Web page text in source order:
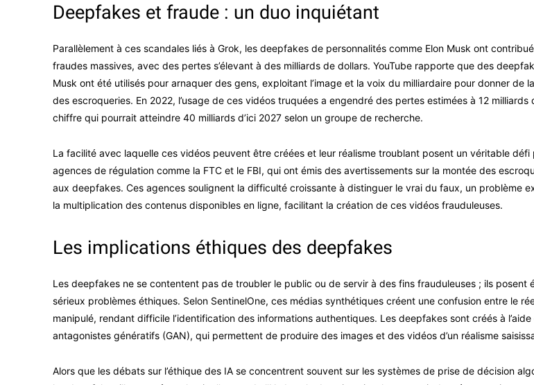
Deepfakes et fraude : un duo inquiétant
Parallèlement à ces scandales liés à Grok, les deepfakes de personnalités comme Elon Musk ont
fraudes massives, avec des pertes s’élevant à des milliards de dollars. YouTube rapporte que des
Musk ont été utilisés pour arnaquer des gens, exploitant l’image et la voix du milliardaire pour donner de
des escroqueries. En 2022, l’usage de ces vidéos truquées a engendré des pertes estimées à 12 milliards
chiffre qui pourrait atteindre 40 milliards d’ici 2027 selon un groupe de recherche.
La facilité avec laquelle ces vidéos peuvent être créées et leur réalisme troublant posent un véritable défi
agences de régulation comme la FTC et le FBI, qui ont émis des avertissements sur la montée des
aux deepfakes. Ces agences soulignent la difficulté croissante à distinguer le vrai du faux, un problème
la multiplication des contenus disponibles en ligne, facilitant la création de ces vidéos frauduleuses.
Les implications éthiques des deepfakes
Les deepfakes ne se contentent pas de troubler le public ou de servir à des fins frauduleuses ; ils posent
sérieux problèmes éthiques. Selon SentinelOne, ces médias synthétiques créent une confusion entre le
manipulé, rendant difficile l’identification des informations authentiques. Les deepfakes sont créés à
antagonistes génératifs (GAN), qui permettent de produire des images et des vidéos d’un réalisme
Alors que les débats sur l’éthique des IA se concentrent souvent sur les systèmes de prise de décision